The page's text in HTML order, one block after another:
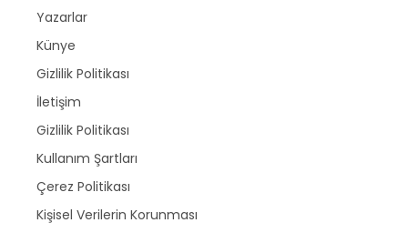
Yazarlar
Künye
Gizlilik Politikası
İletişim
Gizlilik Politikası
Kullanım Şartları
Çerez Politikası
Kişisel Verilerin Korunması